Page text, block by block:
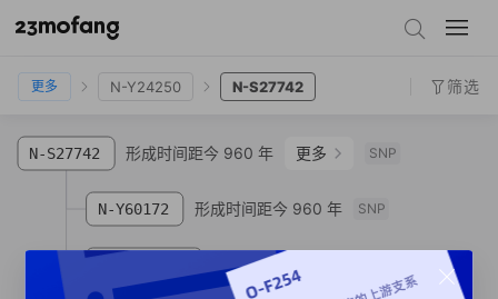
N-M128
更多 N-Y24250 N-S27742 筛选
N-S27742 形成时间距今 960 年 更多 SNP
N-Y60172 形成时间距今 960 年 SNP
形成时间距今 930 年